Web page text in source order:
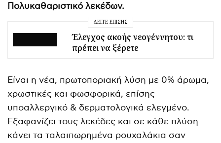
Πολυκαθαριστικό λεκέδων.
ΔΕΊΤΕ ΕΠΊΣΗΣ
Έλεγχος ακοής νεογέννητου: τι
πρέπει να ξέρετε
Είναι η νέα, πρωτοποριακή λύση με 0% άρωμα,
χρωστικές και φωσφορικά, επίσης
υποαλλεργικό & δερματολογικά ελεγμένο.
Εξαφανίζει τους λεκέδες και σε κάθε πλύση
κάνει τα ταλαιπωρημένα ρουχαλάκια σαν